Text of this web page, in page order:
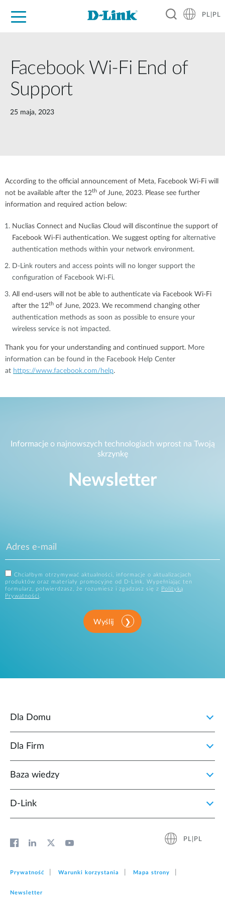
PL|PL
Facebook Wi-Fi End of
Support
25 maja, 2023
According to the official announcement of Meta, Facebook Wi-Fi will
not be available after the 12th of June, 2023. Please see further
information and required action below:
Nuclias Connect and Nuclias Cloud will discontinue the support of
Facebook Wi-Fi authentication. We suggest opting for alternative
authentication methods within your network environment.
D-Link routers and access points will no longer support the
configuration of Facebook Wi-Fi.
All end-users will not be able to authenticate via Facebook Wi-Fi
after the 12th of June, 2023. We recommend changing other
authentication methods as soon as possible to ensure your
wireless service is not impacted.
Thank you for your understanding and continued support. More
information can be found in the Facebook Help Center
at https://www.facebook.com/help.
Informacje o najnowszych technologiach wprost na Twoją
skrzynkę
Newsletter
Chciałbym otrzymywać aktualności, informacje o aktualizacjach
produktów oraz materiały promocyjne od D-Link. Wypełniając ten
formularz, potwierdzasz, że rozumiesz i zgadzasz się z
Polityką
Prywatności.
Wyślij
Dla Domu
Dla Firm
Baza wiedzy
D‑Link
PL|PL
Prywatność Warunki korzystania Mapa strony
Newsletter